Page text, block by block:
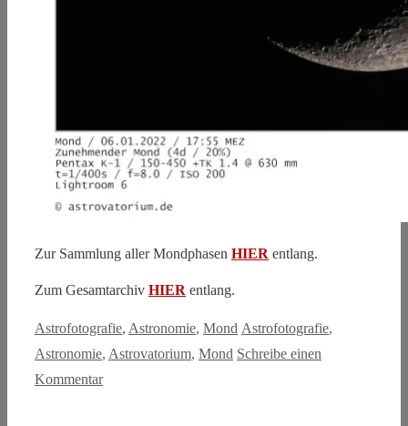
Zur Sammlung aller Mondphasen HIER entlang.
Zum Gesamtarchiv HIER entlang.
Kategorien
Astrofotografie, Astronomie, Mond Schlagwörter
Astrofotografie,
Astronomie, Astrovatorium, Mond Schreibe einen
Kommentar